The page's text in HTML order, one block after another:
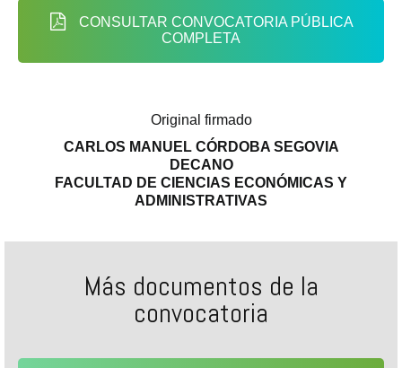
CONSULTAR CONVOCATORIA PÚBLICA
COMPLETA
Original firmado
CARLOS MANUEL CÓRDOBA SEGOVIA
DECANO
FACULTAD DE CIENCIAS ECONÓMICAS Y
ADMINISTRATIVAS
Más documentos de la
convocatoria